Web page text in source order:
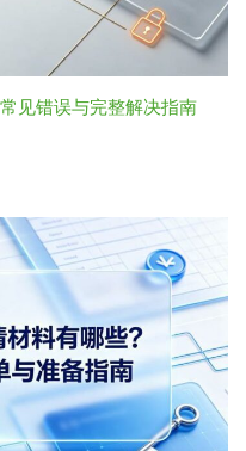
见错误与完整解决指南